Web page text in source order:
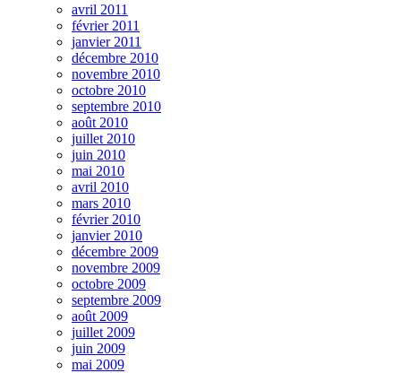
avril 2011
février 2011
janvier 2011
décembre 2010
novembre 2010
octobre 2010
septembre 2010
août 2010
juillet 2010
juin 2010
mai 2010
avril 2010
mars 2010
février 2010
janvier 2010
décembre 2009
novembre 2009
octobre 2009
septembre 2009
août 2009
juillet 2009
juin 2009
mai 2009